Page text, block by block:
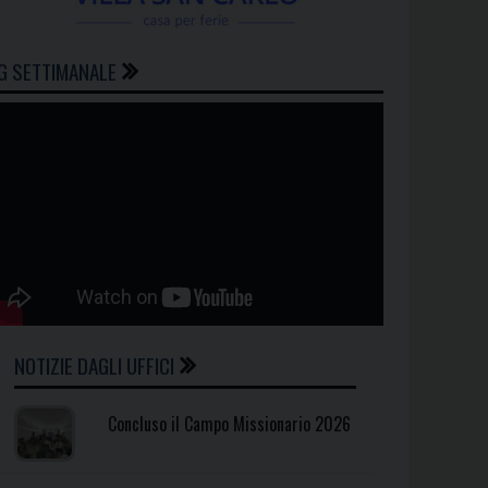
SETTIMANALE
NOTIZIE DAGLI UFFICI
Concluso il Campo Missionario 2026